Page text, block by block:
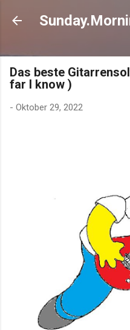
Direkt
Das beste
far I know )
- Oktober 29, 2022